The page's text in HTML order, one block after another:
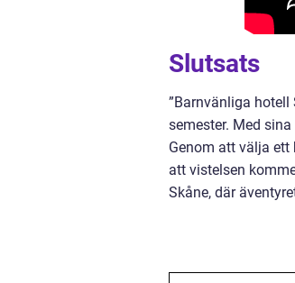
Slutsats
”Barnvänliga
semester. Med
Genom att välja
att vistelsen
Skåne, där